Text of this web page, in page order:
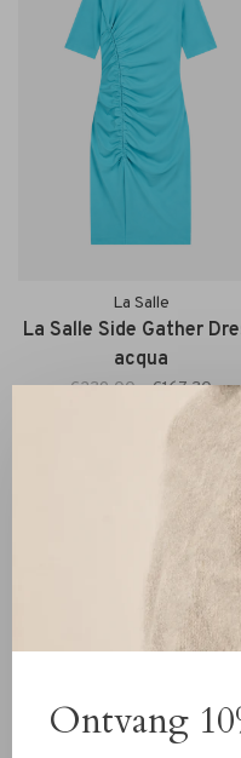
La Salle
La Salle Side Gather
acqua
€239,00 €167,30
Sort by:
Clothing
Ontvang